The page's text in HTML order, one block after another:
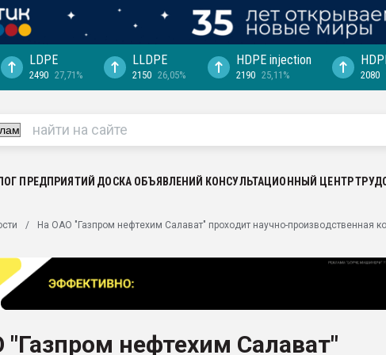
выходит на
рынке
LDPE
2490 27,71%
LLDPE
2150 26,05%
HDPE injection
2190 25,11% 2080
ПРЕДПРИЯТИЙ ДОСКА ОБЪЯВЛЕНИЙ КОНСУЛЬТАЦИОННЫЙ ЦЕНТР
На ОАО "Газпром нефтехим Салават" проходит научно-производственная
нефтехим Салават"